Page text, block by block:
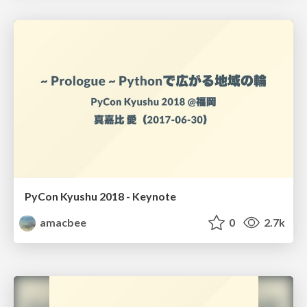
PyCon Kyushu 2018 - Keynote
amacbee
0 2.7k